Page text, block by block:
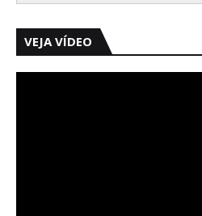
VEJA VÍDEO